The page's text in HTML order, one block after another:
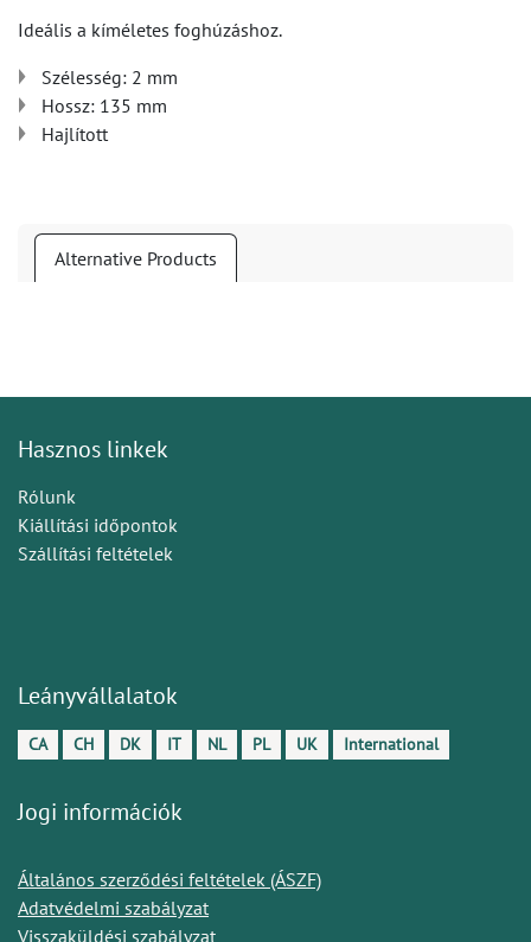
Ideális a kíméletes foghúzáshoz.
Szélesség: 2 mm
Hossz: 135 mm
Hajlított
Alternative Products
Hasznos linkek
Rólunk
Kiállítási időpontok
Szállítási feltételek
Leányvállalatok
CA CH DK IT NL PL UK International
Jogi információk
Általános szerződési feltételek (ÁSZF)
Adatvédelmi szabályzat
Visszaküldési szabályzat